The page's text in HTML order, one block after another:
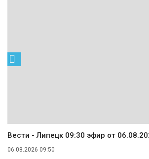
Вести - Липецк 09:30 эфир от
06.08.2026 09:50